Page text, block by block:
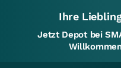
Ihre
Jetzt Depot bei